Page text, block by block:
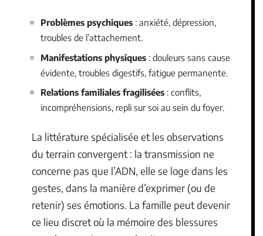
Problèmes psychiques : anxiété, dépression,
troubles de l’attachement.
Manifestations physiques : douleurs sans cause
évidente, troubles digestifs, fatigue permanente.
Relations familiales fragilisées : conflits,
incompréhensions, repli sur soi au sein du foyer.
La littérature spécialisée et les observations
du terrain convergent : la transmission ne
concerne pas que l’ADN, elle se loge dans les
gestes, dans la manière d’exprimer (ou de
retenir) ses émotions. La famille peut devenir
ce lieu discret où la mémoire des blessures